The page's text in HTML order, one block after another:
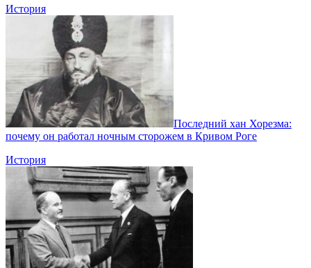
История
Последний хан Хорезма:
почему он работал ночным сторожем в Кривом Роге
История